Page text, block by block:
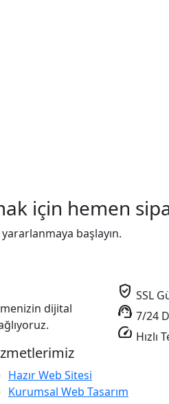
için hemen
başlayın.
dijital
verified_user SSL
support_agent 7/24
speed Hızlı
Hazır Web Sitesi
Kurumsal Web Tasarım